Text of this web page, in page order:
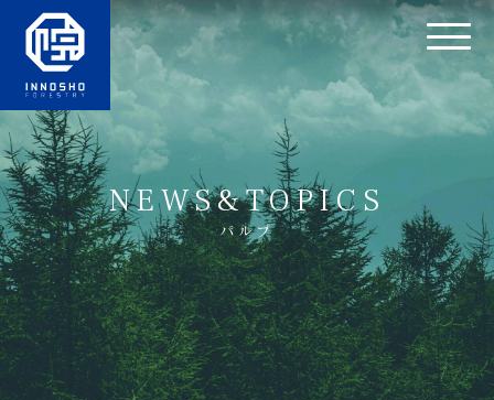
NEWS&TOPICS
パルプ